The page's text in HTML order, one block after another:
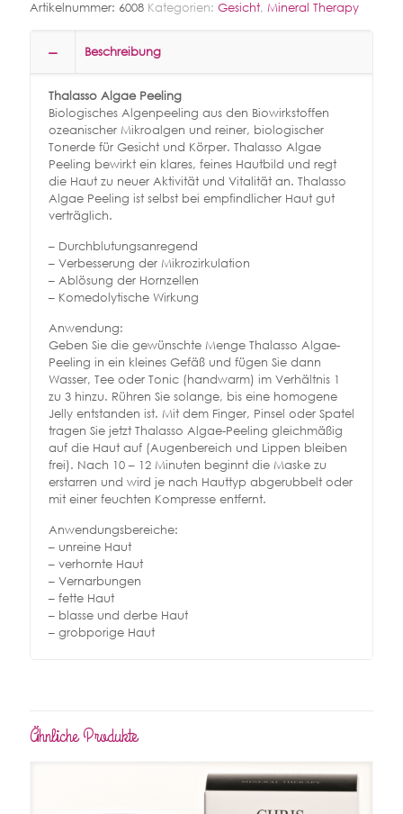
Artikelnummer: 6008 Kategorien: Gesicht, Mineral Therapy
Beschreibung
Thalasso Algae Peeling
Biologisches Algenpeeling aus den Biowirkstoffen
ozeanischer Mikroalgen und reiner, biologischer
Tonerde für Gesicht und Körper. Thalasso Algae
Peeling bewirkt ein klares, feines Hautbild und regt
die Haut zu neuer Aktivität und Vitalität an. Thalasso
Algae Peeling ist selbst bei empfindlicher Haut gut
verträglich.
– Durchblutungsanregend
– Verbesserung der Mikrozirkulation
– Ablösung der Hornzellen
– Komedolytische Wirkung
Anwendung:
Geben Sie die gewünschte Menge Thalasso Algae-
Peeling in ein kleines Gefäß und fügen Sie dann
Wasser, Tee oder Tonic (handwarm) im Verhältnis 1
zu 3 hinzu. Rühren Sie solange, bis eine homogene
Jelly entstanden ist. Mit dem Finger, Pinsel oder Spatel
tragen Sie jetzt Thalasso Algae-Peeling gleichmäßig
auf die Haut auf (Augenbereich und Lippen bleiben
frei). Nach 10 – 12 Minuten beginnt die Maske zu
erstarren und wird je nach Hauttyp abgerubbelt oder
mit einer feuchten Kompresse entfernt.
Anwendungsbereiche:
– unreine Haut
– verhornte Haut
– Vernarbungen
– fette Haut
– blasse und derbe Haut
– grobporige Haut
Ähnliche Produkte